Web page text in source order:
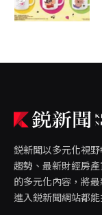
鋭新聞以多元化視
趨勢、最新財經房
的多元化內容，將
進入鋭新聞網站都